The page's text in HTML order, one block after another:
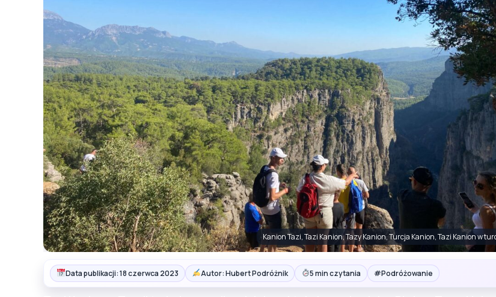
Kanion Tazi, Tazi Kanion, Tazy Kanion, Turcja Kanion, Tazi Kanion w
Data publikacji: 18 czerwca 2023 Autor: Hubert Podróżnik 5 min czytania #Podróżowanie